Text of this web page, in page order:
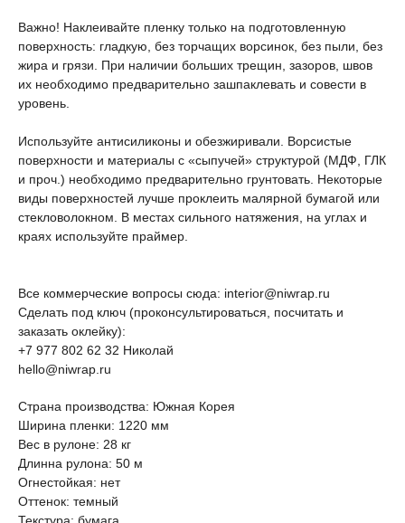
Важно! Наклеивайте пленку только на подготовленную
поверхность: гладкую, без торчащих ворсинок, без пыли, без
жира и грязи. При наличии больших трещин, зазоров, швов
их необходимо предварительно зашпаклевать и совести в
уровень.
Используйте антисиликоны и обезжиривали. Ворсистые
поверхности и материалы с «сыпучей» структурой (МДФ, ГЛК
и проч.) необходимо предварительно грунтовать. Некоторые
виды поверхностей лучше проклеить малярной бумагой или
стекловолокном. В местах сильного натяжения, на углах и
краях используйте праймер.
Все коммерческие вопросы сюда: interior@niwrap.ru
Сделать под ключ (проконсультироваться, посчитать и
заказать оклейку):
+7 977 802 62 32 Николай
hello@niwrap.ru
Страна производства: Южная Корея
Ширина пленки: 1220 мм
Вес в рулоне: 28 кг
Длинна рулона: 50 м
Огнестойкая: нет
Оттенок: темный